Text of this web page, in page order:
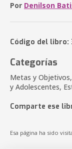
Por Denilson
Código del libro:
Categorías
Metas y
y Adolescentes,
Comparte ese
Esa página ha sido